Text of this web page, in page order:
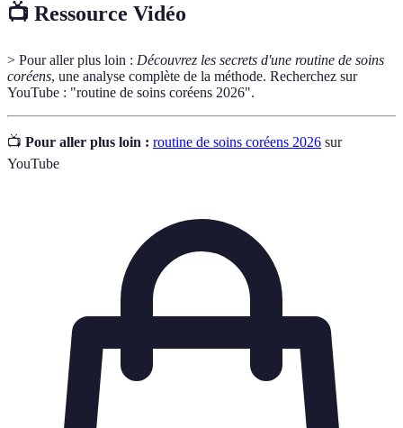
📺 Ressource Vidéo
> Pour aller plus loin : Découvrez les secrets d'une routine de soins
coréens, une analyse complète de la méthode. Recherchez sur
YouTube : "routine de soins coréens 2026".
📺 Pour aller plus loin : routine de soins coréens 2026 sur
YouTube